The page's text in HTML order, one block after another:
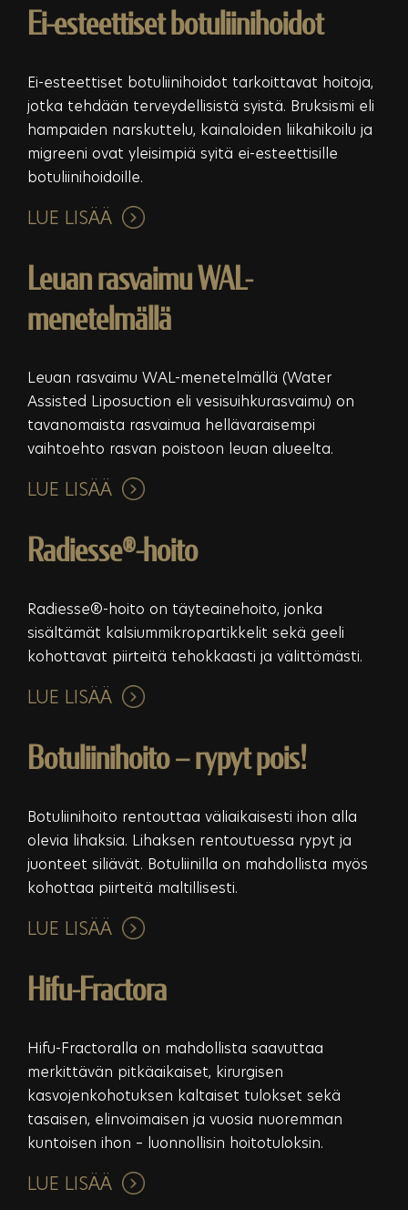
Ei-esteettiset botuliinihoidot
Ei-esteettiset botuliinihoidot tarkoittavat hoitoja,
jotka tehdään terveydellisistä syistä. Bruksismi eli
hampaiden narskuttelu, kainaloiden liikahikoilu ja
migreeni ovat yleisimpiä syitä ei-esteettisille
botuliinihoidoille.
LUE LISÄÄ
Leuan rasvaimu WAL-
menetelmällä
Leuan rasvaimu WAL-menetelmällä (Water
Assisted Liposuction eli vesisuihkurasvaimu) on
tavanomaista rasvaimua hellävaraisempi
vaihtoehto rasvan poistoon leuan alueelta.
LUE LISÄÄ
Radiesse®-hoito
Radiesse®-hoito on täyteainehoito, jonka
sisältämät kalsiummikropartikkelit sekä geeli
kohottavat piirteitä tehokkaasti ja välittömästi.
LUE LISÄÄ
Botuliinihoito – rypyt pois!
Botuliinihoito rentouttaa väliaikaisesti ihon alla
olevia lihaksia. Lihaksen rentoutuessa rypyt ja
juonteet siliävät. Botuliinilla on mahdollista myös
kohottaa piirteitä maltillisesti.
LUE LISÄÄ
Hifu-Fractora
Hifu-Fractoralla on mahdollista saavuttaa
merkittävän pitkäaikaiset, kirurgisen
kasvojenkohotuksen kaltaiset tulokset sekä
tasaisen, elinvoimaisen ja vuosia nuoremman
kuntoisen ihon – luonnollisin hoitotuloksin.
LUE LISÄÄ